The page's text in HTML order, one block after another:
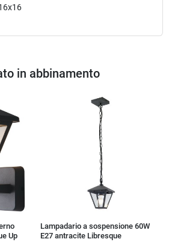
in abbinamento
Up
Lampadario a sospensione 60W
E27 antracite Libresque